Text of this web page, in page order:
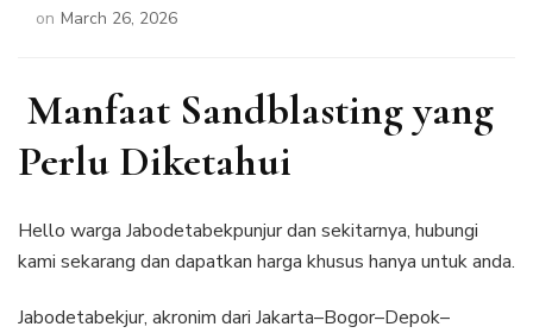
on March 26, 2026
Manfaat Sandblasting yang
Perlu Diketahui
Hello warga Jabodetabekpunjur dan sekitarnya, hubungi
kami sekarang dan dapatkan harga khusus hanya untuk anda.
Jabodetabekjur, akronim dari Jakarta–Bogor–Depok–